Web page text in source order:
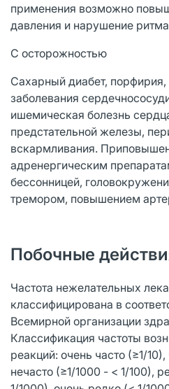
применения возможно
давления и нарушение
С осторожностью
Сахарный диабет,
заболевания
ишемическая болезнь
предстательной железы,
вскармливания.
адренергическим
бессонницей,
тремором, повышением
Побочные
Частота нежелательных
классифицирована в
Всемирной организации
Классификация частоты
реакций: очень часто (≥1/
нечасто (≥1/1000 - < 1/100),